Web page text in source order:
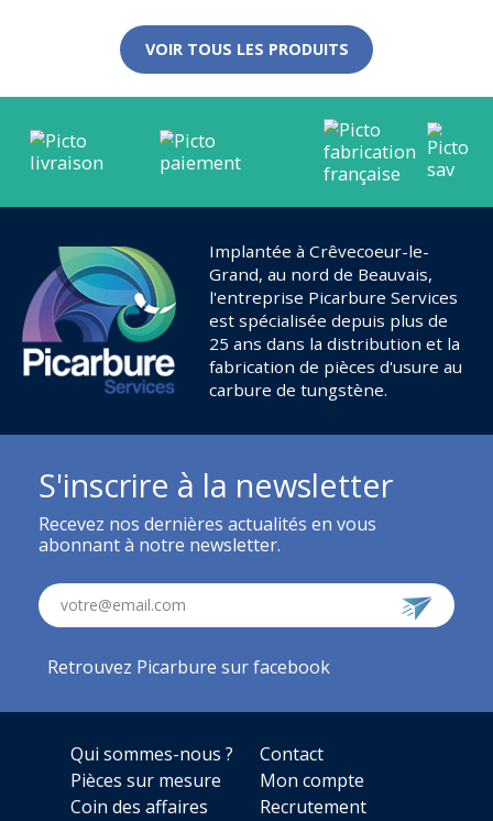
VOIR TOUS LES PRODUITS
Implantée à Crêvecoeur-le-
Grand, au nord de Beauvais,
l'entreprise Picarbure Services
est spécialisée depuis plus de
25 ans dans la distribution et la
fabrication de pièces d'usure au
carbure de tungstène.
Qui sommes-nous ?
Contact
Pièces sur mesure
Mon compte
Coin des affaires
Recrutement
S'inscrire à la newsletter
Recevez nos dernières actualités en vous
abonnant à notre newsletter.
votre@email.com
Retrouvez Picarbure sur facebook